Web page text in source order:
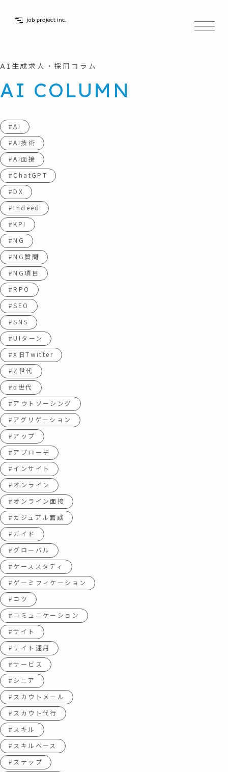
AI生成求人・採用コラム
AI COLUMN
#AI
#AI技術
#AI面接
#ChatGPT
#DX
#Indeed
#KPI
#NG
#NG質問
#NG項目
#RPO
#SEO
#SNS
#UIターン
#X旧Twitter
#Z世代
#α世代
#アウトソーシング
#アグリゲーション
#アップ
#アプローチ
#インサイト
#オンライン
#オンライン面接
#カジュアル面談
#ガイド
#グローバル
#ケーススタディ
#ゲーミフィケーション
#コツ
#コミュニケーション
#サイト
#サイト運用
#サービス
#シニア
#スカウトメール
#スカウト代行
#スキル
#スキルベース
#ステップ